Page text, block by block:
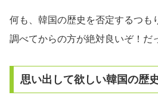
何も、韓国の歴史を否定するつも
調べてからの方が絶対良いぞ！だ
思い出して欲しい韓国の歴史